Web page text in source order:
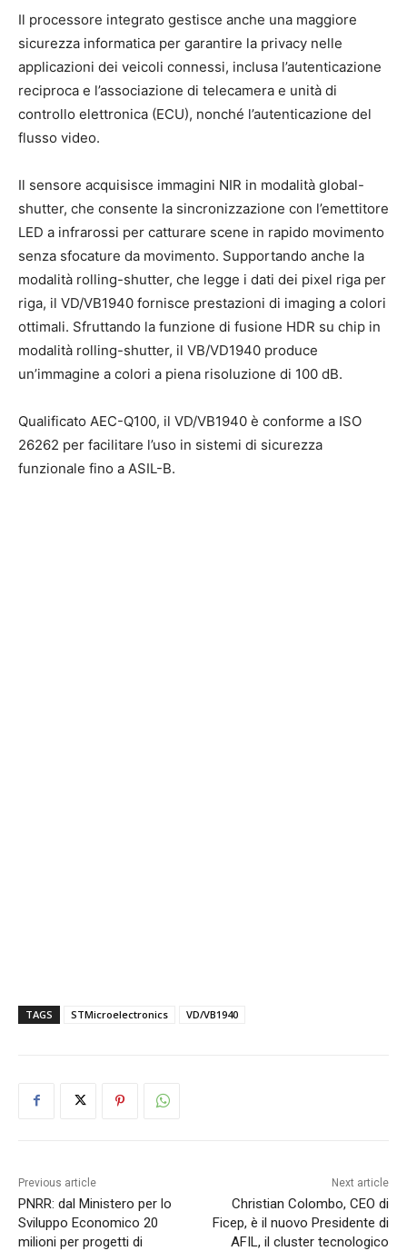
Il processore integrato gestisce anche una maggiore
sicurezza informatica per garantire la privacy nelle
applicazioni dei veicoli connessi, inclusa l’autenticazione
reciproca e l’associazione di telecamera e unità di
controllo elettronica (ECU), nonché l’autenticazione del
flusso video.
Il sensore acquisisce immagini NIR in modalità global-
shutter, che consente la sincronizzazione con l’emettitore
LED a infrarossi per catturare scene in rapido movimento
senza sfocature da movimento. Supportando anche la
modalità rolling-shutter, che legge i dati dei pixel riga per
riga, il VD/VB1940 fornisce prestazioni di imaging a colori
ottimali. Sfruttando la funzione di fusione HDR su chip in
modalità rolling-shutter, il VB/VD1940 produce
un’immagine a colori a piena risoluzione di 100 dB.
Qualificato AEC-Q100, il VD/VB1940 è conforme a ISO
26262 per facilitare l’uso in sistemi di sicurezza
funzionale fino a ASIL-B.
TAGS STMicroelectronics VD/VB1940
Previous article
PNRR: dal Ministero per lo
Sviluppo Economico 20
milioni per progetti di
Next article
Christian Colombo, CEO di
Ficep, è il nuovo Presidente di
AFIL, il cluster tecnologico